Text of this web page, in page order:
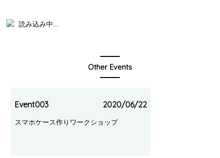
読み込み中...
Other Events
Event003 2020/06/22
スマホケース作りワークショップ